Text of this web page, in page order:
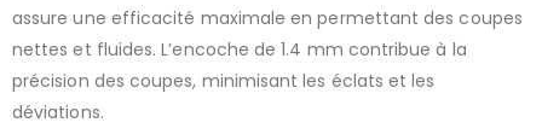
assure une efficacité maximale en permettant des coupes
nettes et fluides. L’encoche de 1.4 mm contribue à la
précision des coupes, minimisant les éclats et les
déviations.